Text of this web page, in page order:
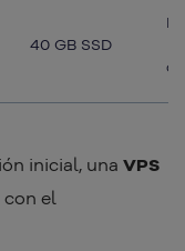
40 GB SSD
inicial, una VPS
con el